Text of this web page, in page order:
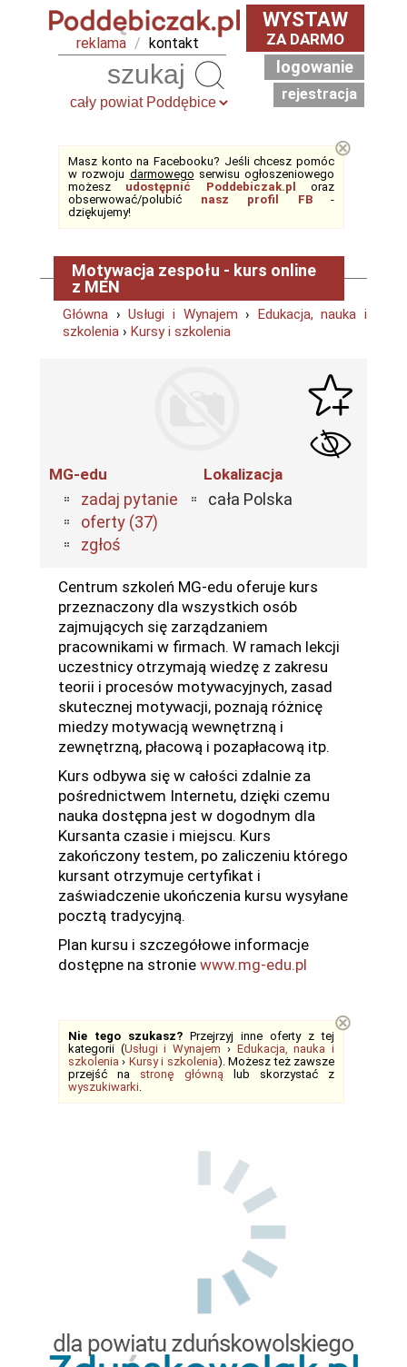
reklama / kontakt
WYSTAW
ZA DARMO
logowanie
rejestracja
Masz konto na Facebooku? Jeśli chcesz pomóc
w rozwoju darmowego serwisu ogłoszeniowego
możesz udostępnić Poddebiczak.pl
oraz
obserwować/polubić nasz profil FB-
dziękujemy!
⊗
Motywacja zespołu - kurs online
z MEN
Główna ›Usługi i Wynajem › Edukacja, nauka i
szkolenia › Kursy i szkolenia
MG-edu
zadaj pytanie
oferty (37)
zgłoś
Lokalizacja
cała Polska
Centrum szkoleń MG-edu oferuje kurs
przeznaczony dla wszystkich osób
zajmujących się zarządzaniem
pracownikami w firmach. W ramach lekcji
uczestnicy otrzymają wiedzę z zakresu
teorii i procesów motywacyjnych, zasad
skutecznej motywacji, poznają różnicę
miedzy motywacją wewnętrzną i
zewnętrzną, płacową i pozapłacową itp.
Kurs odbywa się w całości zdalnie za
pośrednictwem Internetu, dzięki czemu
nauka dostępna jest w dogodnym dla
Kursanta czasie i miejscu. Kurs
zakończony testem, po zaliczeniu którego
kursant otrzymuje certyfikat i
zaświadczenie ukończenia kursu wysyłane
pocztą tradycyjną.
Plan kursu i szczegółowe informacje
dostępne na stronie www.mg-edu.pl
Nie tego szukasz? Przejrzyj inne oferty z tej
kategorii (Usługi i Wynajem › Edukacja, nauka i
szkolenia › Kursy i szkolenia). Możesz też zawsze
przejść na stronę głównąlub skorzystać z
wyszukiwarki.
⊗